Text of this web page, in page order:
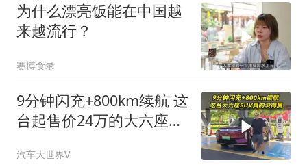
为什么漂亮饭能在中国越
来越流行？
赛博食录
9分钟闪充+800km续航 这
台起售价24万的大六座
汽车大世界V